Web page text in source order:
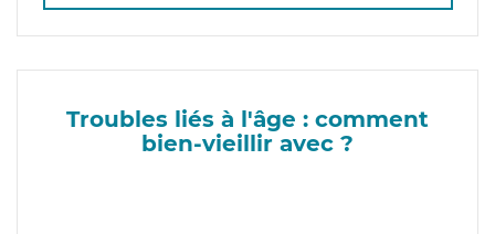
Troubles liés à l'âge : comment
bien-vieillir avec ?